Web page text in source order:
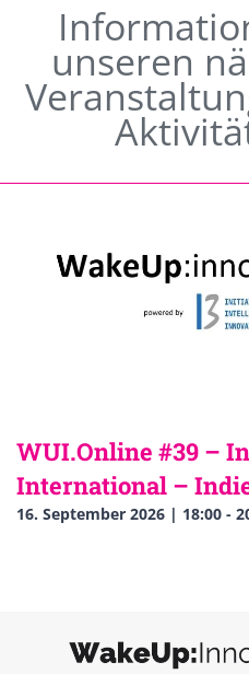
unseren
WUI.Online #39 –
International –
16. September 2026 | 18:00-